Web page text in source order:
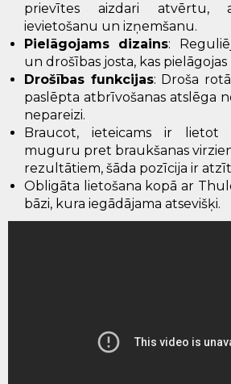
prievītes aizdari atvērtu,
ievietošanu un izņemšanu.
Pielāgojams dizains:
un drošības josta, kas
Drošības funkcijas: Droša
paslēpta atbrīvošanas atslēga
nepareizi.
Braucot, ieteicams ir
muguru pret braukšanas
rezultātiem, šāda pozīcija ir
Obligāta lietošana kopā ar
bāzi, kura iegādājama atsevišķi.